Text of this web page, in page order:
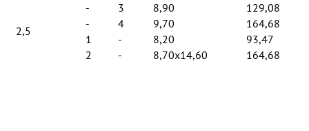
2,5
- 3 8,90
129,08
-
4 9,70
164,68
1
- 8,20
93,47
2
- 8,70x14,60 164,68